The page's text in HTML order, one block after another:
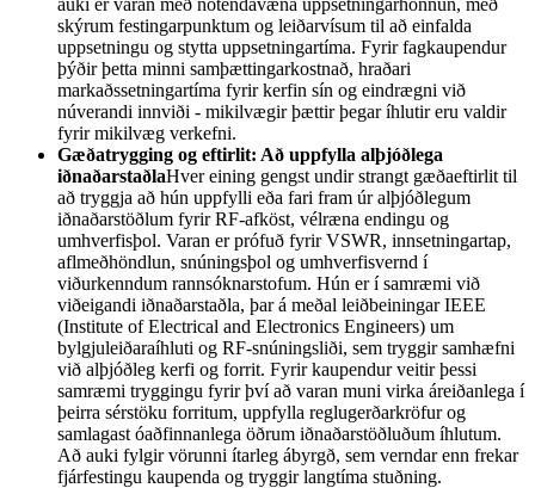
skýrum festingarpunktum og leiðarvísum til að einfalda
uppsetningu og stytta uppsetningartíma. Fyrir fagkaupendur
þýðir þetta minni samþættingarkostnað, hraðari
markaðssetningartíma fyrir kerfin sín og eindrægni við
núverandi innviði - mikilvægir þættir þegar íhlutir eru valdir
fyrir mikilvæg verkefni.
Gæðatrygging og eftirlit: Að uppfylla alþjóðlega
iðnaðarstaðlaHver eining gengst undir strangt gæðaeftirlit til
að tryggja að hún uppfylli eða fari fram úr alþjóðlegum
iðnaðarstöðlum fyrir RF-afköst, vélræna endingu og
umhverfisþol. Varan er prófuð fyrir VSWR, innsetningartap,
aflmeðhöndlun, snúningsþol og umhverfisvernd í
viðurkenndum rannsóknarstofum. Hún er í samræmi við
viðeigandi iðnaðarstaðla, þar á meðal leiðbeiningar IEEE
(Institute of Electrical and Electronics Engineers) um
bylgjuleiðaraíhluti og RF-snúningsliði, sem tryggir samhæfni
við alþjóðleg kerfi og forrit. Fyrir kaupendur veitir þessi
samræmi tryggingu fyrir því að varan muni virka áreiðanlega í
þeirra sérstöku forritum, uppfylla reglugerðarkröfur og
samlagast óaðfinnanlega öðrum iðnaðarstöðluðum íhlutum.
Að auki fylgir vörunni ítarleg ábyrgð, sem verndar enn frekar
fjárfestingu kaupenda og tryggir langtíma stuðning.